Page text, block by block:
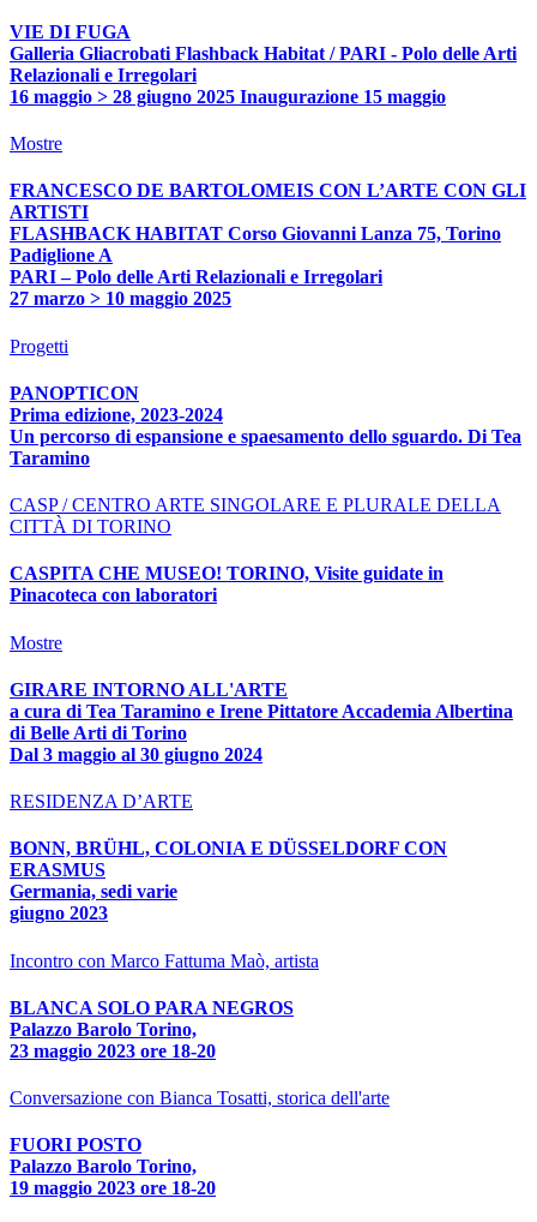
VIE DI FUGA
Galleria Gliacrobati Flashback Habitat / PARI - Polo delle Arti
Relazionali e Irregolari
16 maggio > 28 giugno 2025 Inaugurazione 15 maggio
Mostre
FRANCESCO DE BARTOLOMEIS CON L’ARTE CON GLI
ARTISTI
FLASHBACK HABITAT Corso Giovanni Lanza 75, Torino
Padiglione A
PARI – Polo delle Arti Relazionali e Irregolari
27 marzo > 10 maggio 2025
Progetti
PANOPTICON
Prima edizione, 2023-2024
Un percorso di espansione e spaesamento dello sguardo. Di Tea
Taramino
CASP / CENTRO ARTE SINGOLARE E PLURALE DELLA
CITTÀ DI TORINO
CASPITA CHE MUSEO! TORINO, Visite guidate in
Pinacoteca con laboratori
Mostre
GIRARE INTORNO ALL'ARTE
a cura di Tea Taramino e Irene Pittatore Accademia Albertina
di Belle Arti di Torino
Dal 3 maggio al 30 giugno 2024
RESIDENZA D’ARTE
BONN, BRÜHL, COLONIA E DÜSSELDORF CON
ERASMUS
Germania, sedi varie
giugno 2023
Incontro con Marco Fattuma Maò, artista
BLANCA SOLO PARA NEGROS
Palazzo Barolo Torino,
23 maggio 2023 ore 18-20
Conversazione con Bianca Tosatti, storica dell'arte
FUORI POSTO
Palazzo Barolo Torino,
19 maggio 2023 ore 18-20